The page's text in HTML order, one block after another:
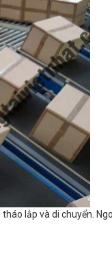
lắp và di chuyển.